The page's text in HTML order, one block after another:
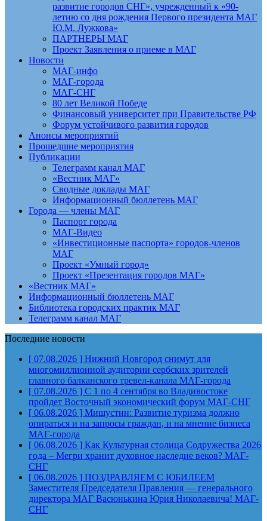
развитие городов СНГ», учрежденный к «90-
летию со дня рождения Первого президента МАГ
Ю.М. Лужкова»
ПАРТНЕРЫ МАГ
Проект Заявления о приеме в МАГ
Новости
МАГ-инфо
МАГ-города
МАГ-СНГ
80 лет Великой Победе
Финансовый университет при Правительстве РФ
Форум устойчивого развития городов
Анонсы мероприятий
Прошедшие мероприятия
Публикации
Телеграмм канал МАГ
«Вестник МАГ»
Сводные доклады МАГ
Информационный бюллетень МАГ
Города — члены МАГ
Паспорт города
МАГ-Видео
«Инвестиционные паспорта» городов-членов
МАГ
Проект «Умный город»
Проект «Презентация городов МАГ»
«Вестник МАГ»
Информационный бюллетень МАГ
Библиотека городских практик МАГ
Телеграмм канал МАГ
Последние новости
[ 07.08.2026 ] Нижний Новгород снимут для
многомиллионной аудитории сербских зрителей
главного балканского тревел-канала МАГ-города
[ 07.08.2026 ] С 1 по 4 сентября во Владивостоке
пройдет Восточный экономический форум МАГ-СНГ
[ 06.08.2026 ] Мишустин: Развитие туризма должно
опираться и на запросы граждан, и на мнение бизнеса
МАГ-города
[ 06.08.2026 ] Как Культурная столица Содружества 2026
года – Мегри хранит духовное наследие веков? МАГ-
СНГ
[ 06.08.2026 ] ПОЗДРАВЛЯЕМ С ЮБИЛЕЕМ
Заместителя Председателя Правления — генерального
директора МАГ Васюнькина Юрия Николаевича! МАГ-
СНГ